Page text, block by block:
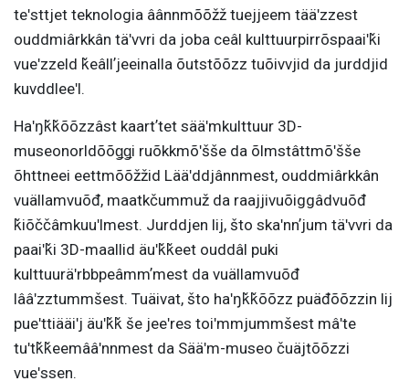
teʹsttjet teknologia âânnmõõžž tuejjeem tääʹzzest
ouddmiârkkân täʹvvri da joba ceâl kulttuurpirrõspaaiʹǩi
vueʹzzeld ǩeâllʼjeeinalla õutstõõzz tuõivvjid da jurddjid
kuvddleeʹl.
Haʹŋǩǩõõzzâst kaartʼtet sääʹmkulttuur 3D-
museonorldõõǥǥi ruõkkmõʹšše da õlmstâttmõʹšše
õhttneei eettmõõžžid Lääʹddjânnmest, ouddmiârkkân
vuällamvuõđ, maatkčummuž da raajjivuõiggâdvuõđ
ǩiõččâmkuuʹlmest. Jurddjen lij, što skaʹnnʼjum täʹvvri da
paaiʹǩi 3D-maallid äuʹǩǩeet ouddâl puki
kulttuuräʹrbbpeâmmʼmest da vuällamvuõđ
lââʹzztummšest. Tuäivat, što haʹŋǩǩõõzz puäđõõzzin lij
pueʹttiääiʹj äuʹǩǩ še jeeʹres toiʹmmjummšest mâʹte
tuʹtǩǩeemââʹnnmest da Sääʹm-museo čuäjtõõzzi
vueʹssen.